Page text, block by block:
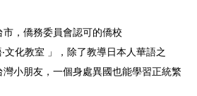
，僑務委員會認可的僑校
文化教室 」，除了教導日本人華語之
小朋友，一個身處異國也能學習正統繁